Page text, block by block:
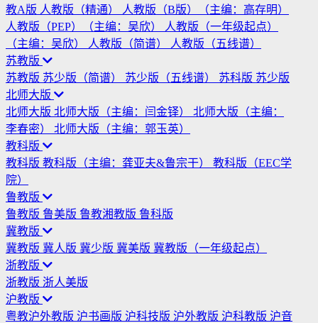
教A版 人教版（精通）
人教版（B版）（主编：高存明）
人教版（PEP）（主编：吴欣）
人教版（一年级起点）
（主编：吴欣）
人教版（简谱）
人教版（五线谱）
苏教版
苏教版 苏少版（简谱） 苏少版（五线谱） 苏科版 苏少版
北师大版
北师大版 北师大版（主编：闫金铎） 北师大版（主编：
李春密） 北师大版（主编：郭玉英）
教科版
教科版 教科版（主编：龚亚夫&鲁宗干） 教科版（EEC学
院）
鲁教版
鲁教版 鲁美版 鲁教湘教版 鲁科版
冀教版
冀教版 冀人版 冀少版 冀美版 冀教版（一年级起点）
浙教版
浙教版 浙人美版
沪教版
粤教沪外教版 沪书画版 沪科技版 沪外教版 沪科教版 沪音